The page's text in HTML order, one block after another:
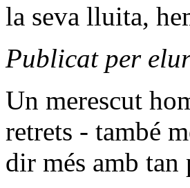
la seva lluita,
Publicat per
Un merescut
retrets - també
dir més amb tan